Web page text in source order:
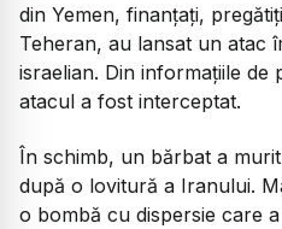
din Yemen, finanțați,
Teheran, au lansat un atac
israelian. Din informațiile de
atacul a fost interceptat.
În schimb, un bărbat a
după o lovitură a Iranului.
o bombă cu dispersie care